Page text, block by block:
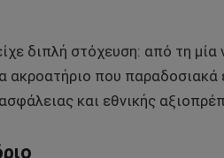
διπλή στόχευση: από τη μία
ακροατήριο που παραδοσιακά
και εθνικής